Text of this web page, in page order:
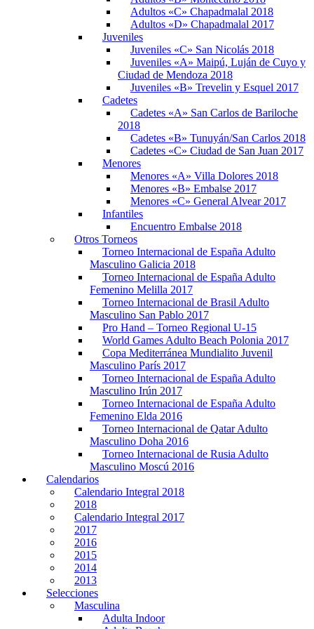
Adultos «C» Chapadmalal 2018
Adultos «D» Chapadmalal 2017
Juveniles
Juveniles «C» San Nicolás 2018
Juveniles «A» Maipú, Luján de Cuyo y
Ciudad de Mendoza 2018
Juveniles «B» Trevelin y Esquel 2017
Cadetes
Cadetes «A» San Carlos de Bariloche
2018
Cadetes «B» Tunuyán/San Carlos 2018
Cadetes «C» Ciudad de San Juan 2017
Menores
Menores «A» Villa Dolores 2018
Menores «B» Embalse 2017
Menores «C» General Alvear 2017
Infantiles
Encuentro Embalse 2018
Otros Torneos
Torneo Internacional de España Adulto
Masculino Galicia 2018
Torneo Internacional de España Adulto
Femenino Melilla 2017
Torneo Internacional de Brasil Adulto
Masculino San Pablo 2017
Pro Hand – Torneo Regional U-15
World Games Adulto Beach Polonia 2017
Copa Mediterránea Mundialito Juvenil
Masculino París 2017
Torneo Internacional de España Adulto
Masculino Irún 2017
Torneo Internacional de España Adulto
Femenino Elda 2016
Torneo Internacional de Qatar Adulto
Masculino Doha 2016
Torneo Internacional de Rusia Adulto
Masculino Moscú 2016
Calendarios
Calendario Integral 2018
2018
Calendario Integral 2017
2017
2016
2015
2014
2013
Selecciones
Masculina
Adulta Indoor